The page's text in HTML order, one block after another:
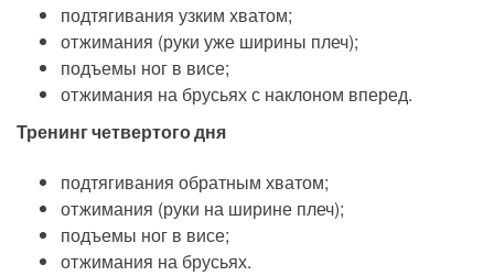
подтягивания узким хватом;
отжимания (руки уже ширины плеч);
подъемы ног в висе;
отжимания на брусьях с наклоном вперед.
Тренинг четвертого дня
подтягивания обратным хватом;
отжимания (руки на ширине плеч);
подъемы ног в висе;
отжимания на брусьях.